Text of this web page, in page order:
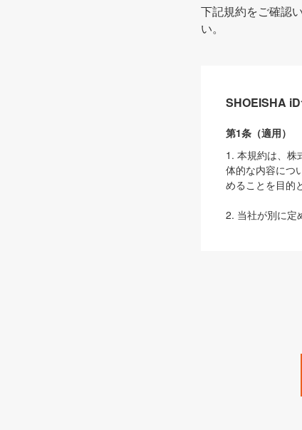
下記規約をご確認
い。
SHOEISHA
第1条（適用）
1. 本規約は、株
体的な内容につ
めることを目的
2. 当社が別に定
は、本規約の
1. 「本サービ
みます）及び
「SEBook」「